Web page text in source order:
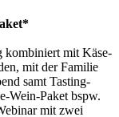
kombiniert mit Käse-
mit der Familie
samt Tasting-
Wein-Paket bspw.
mit zwei